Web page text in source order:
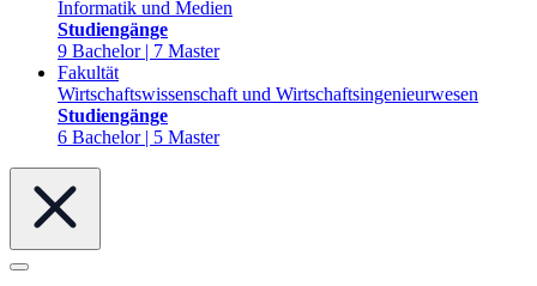
Informatik und Medien
Studiengänge
9 Bachelor | 7 Master
Fakultät
Wirtschaftswissenschaft und Wirtschaftsingenieurwesen
Studiengänge
6 Bachelor | 5 Master